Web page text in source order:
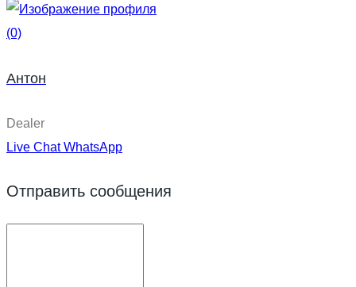
(0)
Антон
Dealer
Live Chat WhatsApp
Отправить сообщения